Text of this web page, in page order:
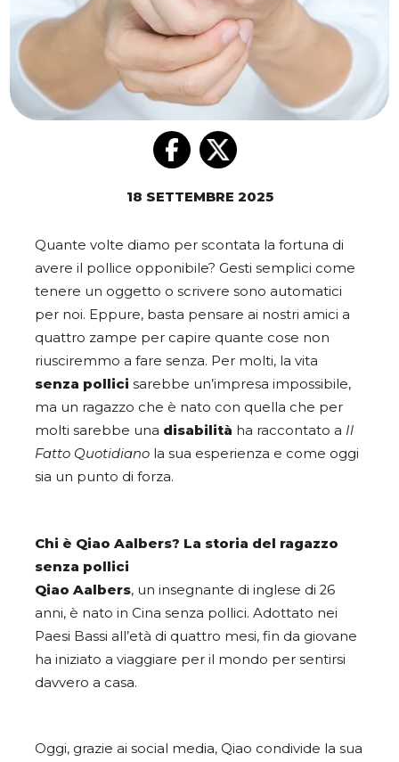
18 SETTEMBRE 2025
Quante volte diamo per scontata la fortuna di
avere il pollice opponibile? Gesti semplici come
tenere un oggetto o scrivere sono automatici
per noi. Eppure, basta pensare ai nostri amici a
quattro zampe per capire quante cose non
riusciremmo a fare senza. Per molti, la vita
senza pollici sarebbe un’impresa impossibile,
ma un ragazzo che è nato con quella che per
molti sarebbe una disabilità ha raccontato a Il
Fatto Quotidiano la sua esperienza e come oggi
sia un punto di forza.
Chi è Qiao Aalbers? La storia del ragazzo
senza pollici
Qiao Aalbers, un insegnante di inglese di 26
anni, è nato in Cina senza pollici. Adottato nei
Paesi Bassi all’età di quattro mesi, fin da giovane
ha iniziato a viaggiare per il mondo per sentirsi
davvero a casa.
Oggi, grazie ai social media, Qiao condivide la sua